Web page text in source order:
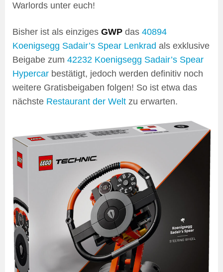
Warlords unter euch!
Bisher ist als einziges GWP das 40894
Koenigsegg Sadair’s Spear Lenkrad als exklusive
Beigabe zum 42232 Koenigsegg Sadair’s Spear
Hypercar bestätigt, jedoch werden definitiv noch
weitere Gratisbeigaben folgen! So ist etwa das
nächste Restaurant der Welt zu erwarten.